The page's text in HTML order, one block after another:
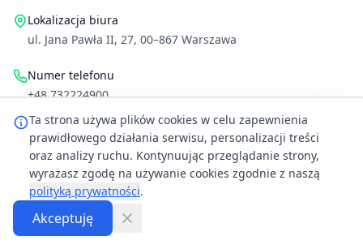
Lokalizacja biura
ul. Jana Pawła II, 27, 00–867 Warszawa
Numer telefonu
+48 732224900
Adres email
kontakt@pop.org.pl
2026Polska Organizacja Przeprowadzkowa. Wszelkie prawa
Ta strona używa plików cookies w celu zapewnienia
prawidłowego działania serwisu, personalizacji treści
oraz analizy ruchu. Kontynuując przeglądanie strony,
wyrażasz zgodę na używanie cookies zgodnie z naszą
polityką prywatności.
Akceptuję